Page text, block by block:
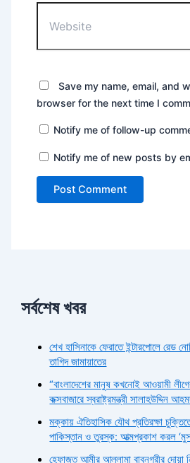
Save my name, email, and
browser for the next time I
Notify me of follow-up
Notify me of new posts by
সর্বশেষ খবর
শেখ হাসিনাকে ফেরাতে ইন্টারপোলে রেড
তাগিদ জামায়াতের
“বাংলাদেশের মানুষ কখনোই আওয়ামী
কক্সবাজারে স্বরাষ্ট্রমন্ত্রী সালাহউদ্দিন
মক্কায় ঐতিহাসিক যৌথ প্রতিরক্ষা
পাকিস্তান ও তুরস্ক: আত্মপ্রকাশ করল
হেফাজত আমীর আল্লামা বাবুনগরীর